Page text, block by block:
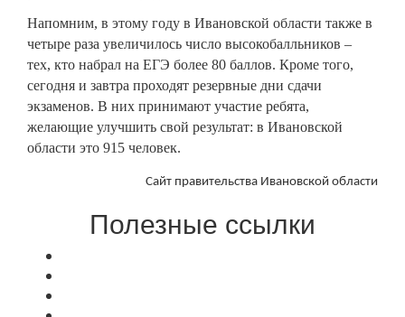
Напомним, в этому году в Ивановской области также в
четыре раза увеличилось число высокобалльников –
тех, кто набрал на ЕГЭ более 80 баллов. Кроме того,
сегодня и завтра проходят резервные дни сдачи
экзаменов. В них принимают участие ребята,
желающие улучшить свой результат: в Ивановской
области это 915 человек.
Сайт правительства Ивановской области
Полезные ссылки